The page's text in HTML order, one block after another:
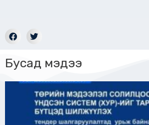
Бусад мэдээ